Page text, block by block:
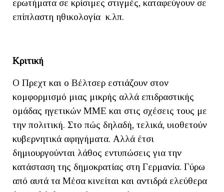
ερωτήματα σε κρίσιμες στιγμές, καταφεύγουν σε
επίπλαστη ηθικολογία κ.λπ.
Κριτική
Ο Πρεχτ και ο Βέλτσερ εστιάζουν στον
κομφορμισμό μιας μικρής αλλά επιδραστικής
ομάδας ηγετικών ΜΜΕ και στις σχέσεις τους με
την πολιτική. Στο πώς δηλαδή, τελικά, υιοθετούν
κυβερνητικά αφηγήματα. Αλλά έτσι
δημιουργούνται λάθος εντυπώσεις για την
κατάσταση της δημοκρατίας στη Γερμανία. Γύρω
από αυτά τα Μέσα κινείται και αντιδρά ελεύθερα